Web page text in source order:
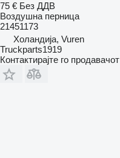
75 € Без ДДВ
Воздушна перница
21451173
Холандија, Vuren
Truckparts1919
Контактирајте го продавачот